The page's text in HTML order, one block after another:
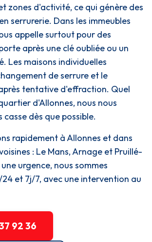
zones d'activité, ce qui génère des
serrurerie. Dans les immeubles
appelle surtout pour des
après une clé oubliée ou un
Les maisons individuelles
de serrure et le
tentative d'effraction. Quel
d'Allonnes, nous nous
casse dès que possible.
rapidement à Allonnes et dans
: Le Mans, Arnage et Pruillé-
urgence, nous sommes
et 7j/7, avec une intervention au
92 36